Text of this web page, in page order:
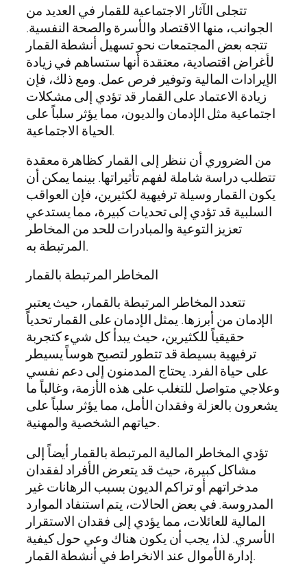
تتجلى الآثار الاجتماعية للقمار في العديد من
الجوانب، منها الاقتصاد والأسرة والصحة النفسية.
تتجه بعض المجتمعات نحو تسهيل أنشطة القمار
لأغراض اقتصادية، معتقدة أنها ستساهم في زيادة
الإيرادات المالية وتوفير فرص عمل. ومع ذلك، فإن
زيادة الاعتماد على القمار قد تؤدي إلى مشكلات
اجتماعية مثل الإدمان والديون، مما يؤثر سلباً على
الحياة الاجتماعية.
من الضروري أن ننظر إلى القمار كظاهرة معقدة
تتطلب دراسة شاملة لفهم تأثيراتها. بينما يمكن أن
يكون القمار وسيلة ترفيهية لكثيرين، فإن العواقب
السلبية قد تؤدي إلى تحديات كبيرة، مما يستدعي
تعزيز التوعية والمبادرات للحد من المخاطر
المرتبطة به.
المخاطر المرتبطة بالقمار
تتعدد المخاطر المرتبطة بالقمار، حيث يعتبر
الإدمان من أبرزها. يمثل الإدمان على القمار تحدياً
حقيقياً للكثيرين، حيث يبدأ كل شيء كتجربة
ترفيهية بسيطة قد تتطور لتصبح هوساً يسيطر
على حياة الفرد. يحتاج المدمنون إلى دعم نفسي
وعلاجي متواصل للتغلب على هذه الأزمة، وغالباً ما
يشعرون بالعزلة وفقدان الأمل، مما يؤثر سلباً على
حياتهم الشخصية والمهنية.
تؤدي المخاطر المالية المرتبطة بالقمار أيضاً إلى
مشاكل كبيرة، حيث قد يتعرض الأفراد لفقدان
مدخراتهم أو تراكم الديون بسبب الرهانات غير
المدروسة. في بعض الحالات، يتم استنفاد الموارد
المالية للعائلات، مما يؤدي إلى فقدان الاستقرار
الأسري. لذا، يجب أن يكون هناك وعي حول كيفية
إدارة الأموال عند الانخراط في أنشطة القمار.